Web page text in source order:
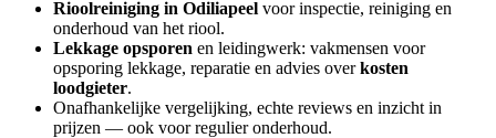
Rioolreiniging in Odiliapeel voor inspectie, reiniging en
onderhoud van het riool.
Lekkage opsporen en leidingwerk: vakmensen voor
opsporing lekkage, reparatie en advies overkosten
loodgieter.
Onafhankelijke vergelijking, echte reviews en inzicht in
prijzen — ook voor regulier onderhoud.